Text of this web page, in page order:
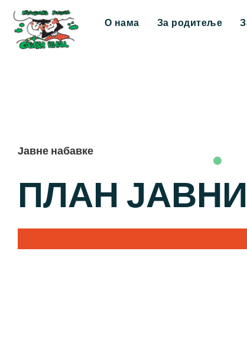
О нама За родитеље
Јавне набавке
ПЛАН